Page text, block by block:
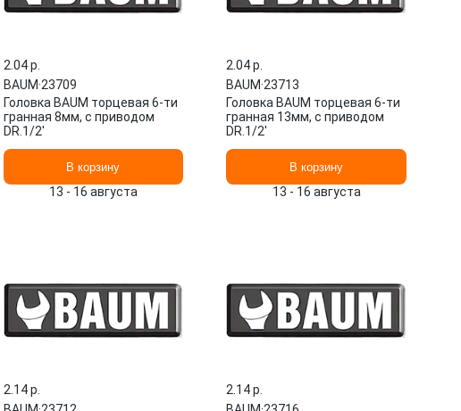
2.04 p.
BAUM·23709
Головка BAUM торцевая 6-ти
гранная 8мм, с приводом
DR.1/2'
В корзину
13 - 16 августа
2.04 p.
BAUM·23713
Головка BAUM торцевая 6-ти
гранная 13мм, с приводом
DR.1/2'
В корзину
13 - 16 августа
2.14 p.
2.14 p.